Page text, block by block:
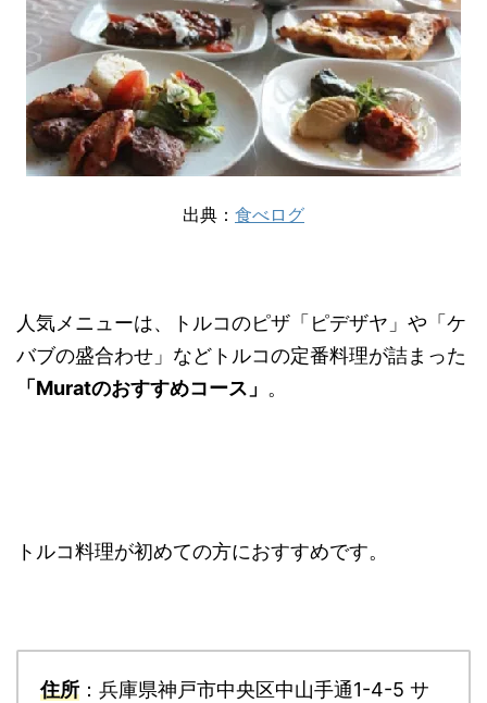
出典： 食べログ
人気メニューは、トルコのピザ「ピデザヤ」や「ケ
バブの盛合わせ」などトルコの定番料理が詰まった
「Muratのおすすめコース」 。
トルコ料理が初めての方におすすめです。
住所 ：兵庫県神戸市中央区中山手通1-4-5 サ